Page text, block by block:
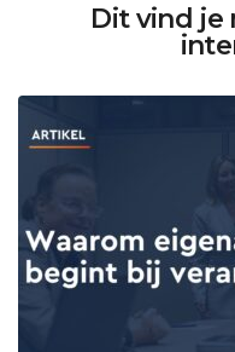
Dit vind je